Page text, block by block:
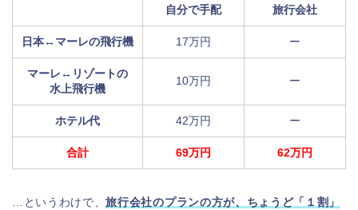
自分で手配 旅行会社
日本↔︎マーレの飛行機 17万円 ー
マーレ↔︎リゾートの
水上飛行機
10万円 ー
ホテル代 42万円 ー
合計 69万円 62万円
…というわけで、旅行会社のプランの方が、ちょうど「１割」